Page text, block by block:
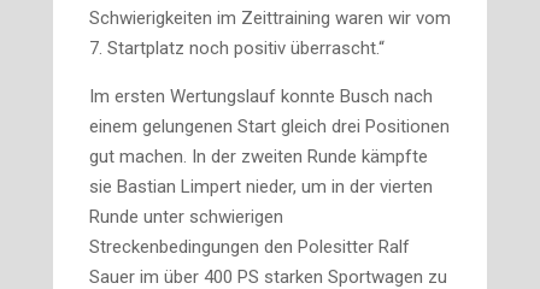
Schwierigkeiten im Zeittraining waren wir vom
7. Startplatz noch positiv überrascht.“
Im ersten Wertungslauf konnte Busch nach
einem gelungenen Start gleich drei Positionen
gut machen. In der zweiten Runde kämpfte
sie Bastian Limpert nieder, um in der vierten
Runde unter schwierigen
Streckenbedingungen den Polesitter Ralf
Sauer im über 400 PS starken Sportwagen zu